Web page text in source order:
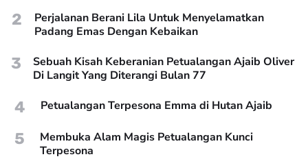
2
Perjalanan Berani Lila Untuk Menyelamatkan
Padang Emas Dengan Kebaikan
3
Sebuah Kisah Keberanian Petualangan Ajaib Oliver
Di Langit Yang Diterangi Bulan 77
4 Petualangan Terpesona Emma di Hutan Ajaib
5
Membuka Alam Magis Petualangan Kunci
Terpesona